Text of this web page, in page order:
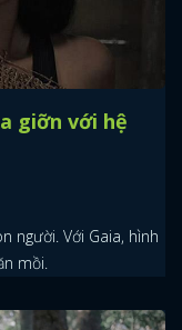
giỡn với hệ
người. Với Gaia, hình
mồi.